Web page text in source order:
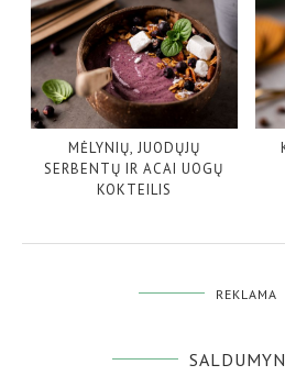
MĖLYNIŲ, JUODŲJŲ
SERBENTŲ IR ACAI UOGŲ
KOKTEILIS
REKLAMA